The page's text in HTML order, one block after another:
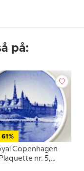
på:
61%
Copenhagen
Plaquette nr. 5,